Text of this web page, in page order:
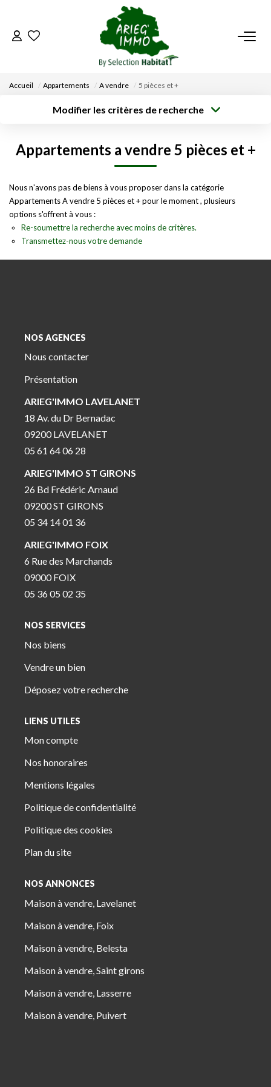
ACCUEIL
DÉPOSEZ VOTRE RECHERCHE
NOUS REJOINDRE
CONTACT
Accueil Appartements A vendre 5 pièces et +
Modifier les critères de recherche
Sélectionnez...
Type de bien
Rayon Plus de critères
Créer une
alerte
Appartements a vendre 5 pièces et +
Nous n'avons pas de biens à vous proposer dans la catégorie
Appartements A vendre 5 pièces et + pour le moment , plusieurs
options s'offrent à vous :
Re-soumettre la recherche avec moins de critères.
Transmettez-nous votre demande
NOS AGENCES
Nous contacter
Présentation
ARIEG'IMMO LAVELANET
18 Av. du Dr Bernadac
09200 LAVELANET
05 61 64 06 28
ARIEG'IMMO ST GIRONS
26 Bd Frédéric Arnaud
09200 ST GIRONS
05 34 14 01 36
ARIEG'IMMO FOIX
6 Rue des Marchands
09000 FOIX
05 36 05 02 35
NOS SERVICES
Nos biens
Vendre un bien
Déposez votre recherche
LIENS UTILES
Mon compte
Nos honoraires
Mentions légales
Politique de confidentialité
Politique des cookies
Plan du site
NOS ANNONCES
Maison à vendre, Lavelanet
Maison à vendre, Foix
Maison à vendre, Belesta
Maison à vendre, Saint girons
Maison à vendre, Lasserre
Maison à vendre, Puivert